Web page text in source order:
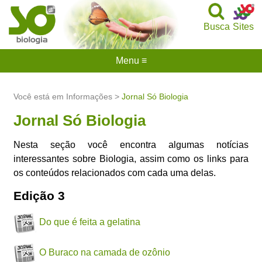
Sites
Busca
Você está em Informações >Jornal Só Biologia
Jornal Só Biologia
Nesta seção você encontra algumas notícias
interessantes sobre Biologia, assim como os links para
os conteúdos relacionados com cada uma delas.
Edição 3
Do que é feita a gelatina
O Buraco na camada de ozônio